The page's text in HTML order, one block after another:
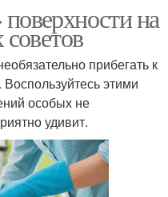
на
прибегать к
этими
особых не
удивит.